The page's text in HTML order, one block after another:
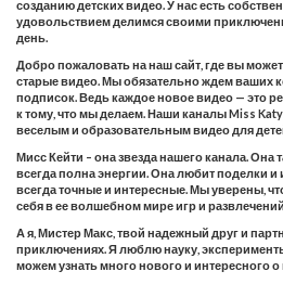
созданию детских видео. У нас есть
удовольствием делимся своими
день.
Добро пожаловать на наш сайт, где вы
старые видео. Мы обязательно ждем ваших
подписок. Ведь каждое новое видео — это
к тому, что мы делаем. Наши каналы Miss
веселым и образовательным видео для
Мисс Кейти – она звезда нашего канала. Она
всегда полна энергии. Она любит поделки и
всегда точные и интересные. Мы уверены,
себя в ее волшебном мире игр и
А я, Мистер Макс, твой надежный друг и
приключениях. Я люблю науку,
можем узнать много нового и интересного о